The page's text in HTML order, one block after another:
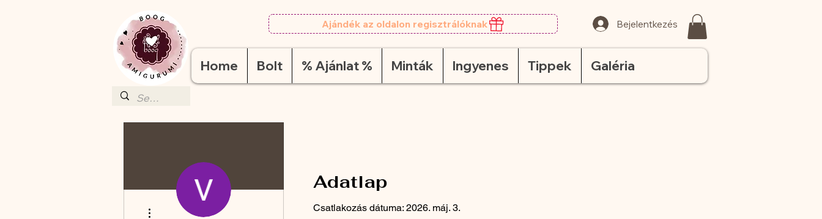
Ajándék az oldalon regisztrálóknak Bejelentkezés
Home Bolt % Ajánlat % Minták Ingyenes Tippek Galéria
Adatlap
Csatlakozás dátuma: 2026. máj. 3.
További műveletek